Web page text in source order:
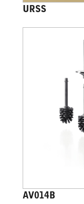
URSS
AV014B